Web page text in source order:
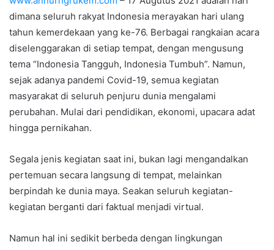
dimana seluruh rakyat Indonesia merayakan hari ulang
tahun kemerdekaan yang ke-76. Berbagai rangkaian acara
diselenggarakan di setiap tempat, dengan mengusung
tema “Indonesia Tangguh, Indonesia Tumbuh”. Namun,
sejak adanya pandemi Covid-19, semua kegiatan
masyarakat di seluruh penjuru dunia mengalami
perubahan. Mulai dari pendidikan, ekonomi, upacara adat
hingga pernikahan.
Segala jenis kegiatan saat ini, bukan lagi mengandalkan
pertemuan secara langsung di tempat, melainkan
berpindah ke dunia maya. Seakan seluruh kegiatan-
kegiatan berganti dari faktual menjadi virtual.
Namun hal ini sedikit berbeda dengan lingkungan